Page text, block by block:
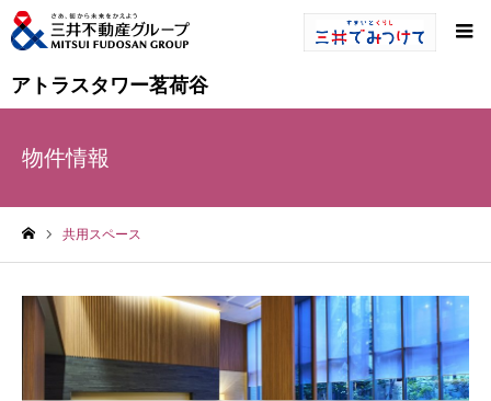
アトラスタワー茗荷谷
物件情報
共用スペース